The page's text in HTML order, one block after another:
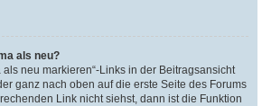
als neu?
als neu markieren“-Links in der Beitragsansicht
ganz nach oben auf die erste Seite des Forums
Link nicht siehst, dann ist die Funktion